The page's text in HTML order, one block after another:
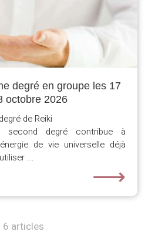
degré en groupe les 17
octobre 2026
de Reiki
second degré contribue à
de vie universelle déjà
...
⟶
6 articles